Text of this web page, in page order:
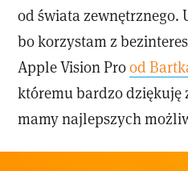
od świata zewnętrznego.
bo korzystam z
Apple Vision Prood
któremu bardzo dziękuję
mamy najlepszych